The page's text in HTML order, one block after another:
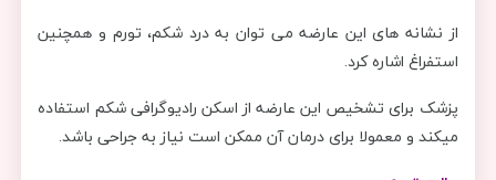
از نشانه های این عارضه می توان به درد شکم، تورم و همچنین
استفراغ اشاره کرد.
پزشک برای تشخیص این عارضه از اسکن رادیوگرافی شکم استفاده
میکند و معمولا برای درمان آن ممکن است نیاز به جراحی باشد.